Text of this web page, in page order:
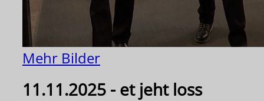
Mehr Bilder
11.11.2025 - et jeht loss